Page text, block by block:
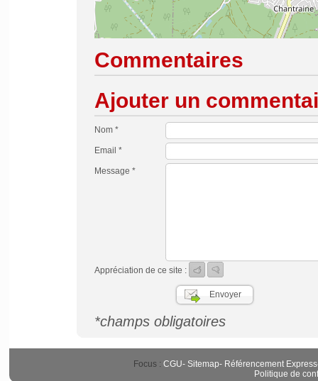
Commentaires
Ajouter un
Nom *
Email *
Message *
Appréciation de ce site :
*champs obligatoires
Focus : CGU- Sitemap- Référencement Express
Politique de